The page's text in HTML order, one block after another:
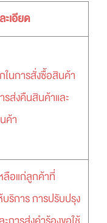
ะเอียด
ในการสั่งซื้อสินค้า
ส่งคืนสินค้าและ
ค้า
ลือแก่ลูกค้าที่
ริการ การปรับปรุง